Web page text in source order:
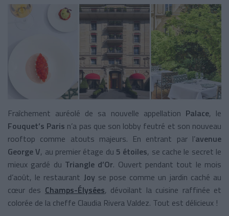
Fraîchement auréolé de sa nouvelle appellation Palace, le
Fouquet’s Paris n’a pas que son lobby feutré et son nouveau
rooftop comme atouts majeurs. En entrant par l’avenue
George V, au premier étage du 5 étoiles, se cache le secret le
mieux gardé du Triangle d’Or. Ouvert pendant tout le mois
d’août, le restaurant Joy se pose comme un jardin caché au
cœur des Champs-Élysées, dévoilant la cuisine raffinée et
colorée de la cheffe Claudia Rivera Valdez. Tout est délicieux !